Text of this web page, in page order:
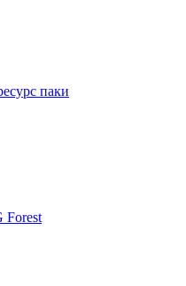
паки
Forest